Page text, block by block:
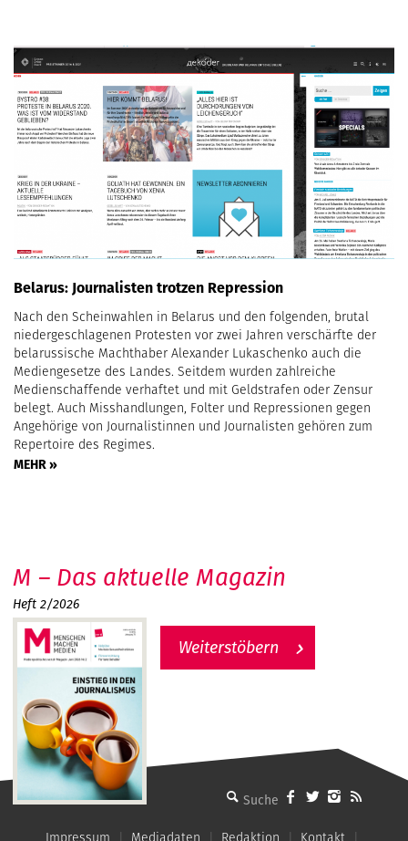
Belarus: Journalisten trotzen Repression
Nach den Scheinwahlen in Belarus und den folgenden, brutal
niedergeschlagenen Protesten vor zwei Jahren verschärfte der
belarussische Machthaber Alexander Lukaschenko auch die
Mediengesetze des Landes. Seitdem wurden zahlreiche
Medienschaffende verhaftet und mit Geldstrafen oder Zensur
belegt. Auch Misshandlungen, Folter und Repressionen gegen
Angehörige von Journalistinnen und Journalisten gehören zum
Repertoire des Regimes.
MEHR »
MMM - Menschen machen Medien
M – Das aktuelle Magazin
Heft 2/2026
Weiterstöbern